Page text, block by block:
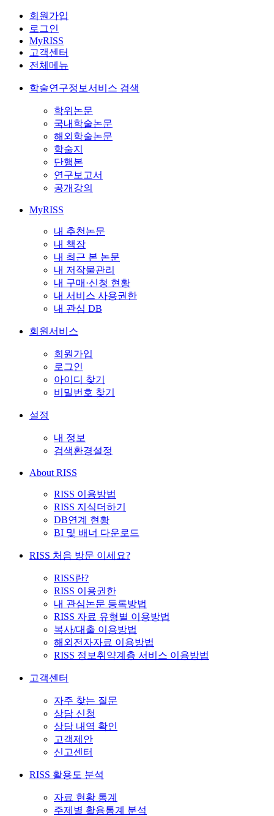
회원가입
로그인
MyRISS
고객센터
전체메뉴
학술연구정보서비스 검색
학위논문
국내학술논문
해외학술논문
학술지
단행본
연구보고서
공개강의
MyRISS
내 추천논문
내 책장
내 최근 본 논문
내 저작물관리
내 구매·신청 현황
내 서비스 사용권한
내 관심 DB
회원서비스
회원가입
로그인
아이디 찾기
비밀번호 찾기
설정
내 정보
검색환경설정
About RISS
RISS 이용방법
RISS 지식더하기
DB연계 현황
BI 및 배너 다운로드
RISS 처음 방문 이세요?
RISS란?
RISS 이용권한
내 관심논문 등록방법
RISS 자료 유형별 이용방법
복사/대출 이용방법
해외전자자료 이용방법
RISS 정보취약계층 서비스 이용방법
고객센터
자주 찾는 질문
상담 신청
상담 내역 확인
고객제안
신고센터
RISS 활용도 분석
자료 현황 통계
주제별 활용통계 분석